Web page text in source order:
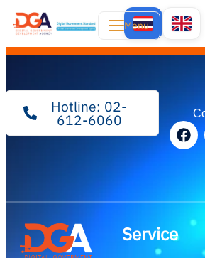
Menu
Hotline: 02-
612-6060
Service